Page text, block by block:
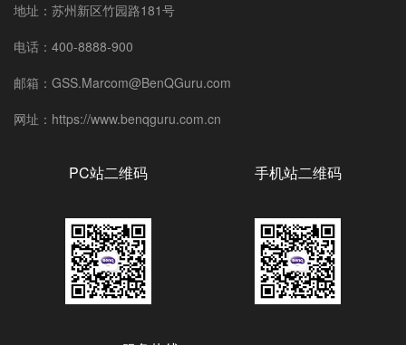
地址：苏州新区竹园路181号
电话：400-8888-900
邮箱：GSS.Marcom@BenQGuru.com
网址：https://www.benqguru.com.cn
PC站二维码 手机站二维码